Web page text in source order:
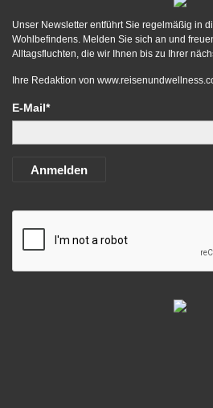
Unser Newsletter entführt Sie regelmäßig in
Wohlbefindens. Melden Sie sich an und
Alltagsfluchten, die wir Ihnen bis zu Ihrer
Ihre Redaktion von
E-Mail*
Anmelden